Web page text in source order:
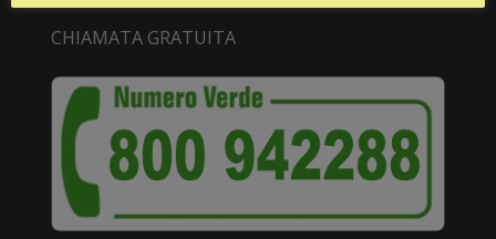
CHIAMATA GRATUITA